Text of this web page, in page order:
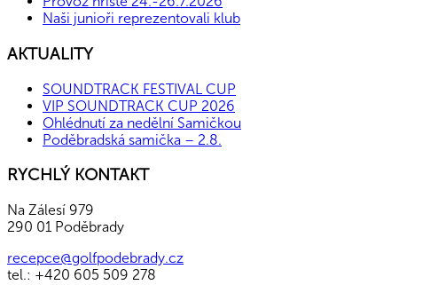
Naši junioři reprezentovali klub
AKTUALITY
SOUNDTRACK FESTIVAL CUP
VIP SOUNDTRACK CUP 2026
Ohlédnutí za nedělní Samičkou
Poděbradská samička – 2.8.
RYCHLÝ KONTAKT
Na Zálesí 979
290 01 Poděbrady
recepce@golfpodebrady.cz
tel.: +420 605 509 278